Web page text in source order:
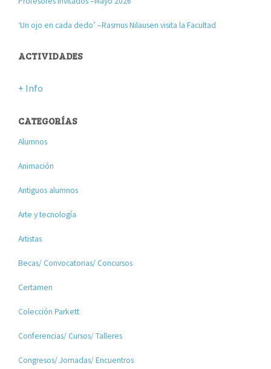
‘Un ojo en cada dedo’ –Rasmus Nilausen visita la Facultad
ACTIVIDADES
+ Info
CATEGORÍAS
Alumnos
Animación
Antiguos alumnos
Arte y tecnología
Artistas
Becas/ Convocatorias/ Concursos
Certamen
Colección Parkett
Conferencias/ Cursos/ Talleres
Congresos/ Jornadas/ Encuentros